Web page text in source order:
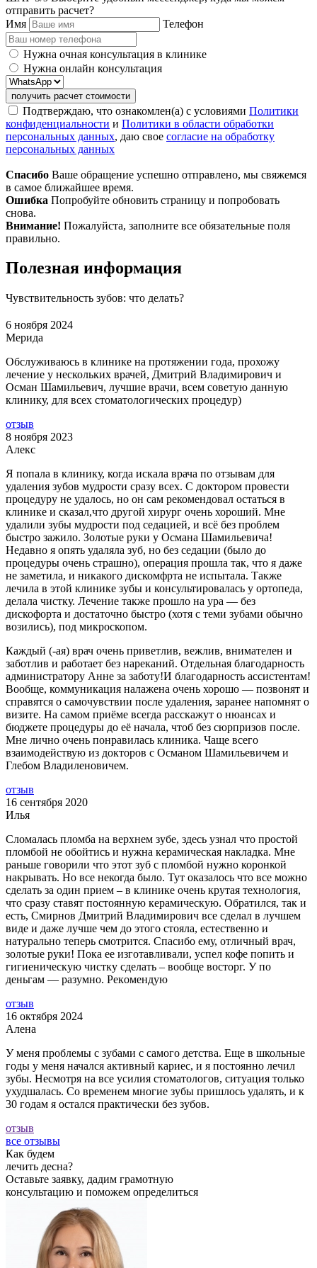
отправить расчет?
Имя
Телефон
Нужна очная консультация в клинике
Нужна онлайн консультация
получить расчет стоимости
Подтверждаю, что ознакомлен(а) с условиями Политики
конфиденциальности и Политики в области обработки
персональных данных, даю свое согласие на обработку
персональных данных
Спасибо Ваше обращение успешно отправлено, мы свяжемся
в самое ближайшее время.
Ошибка Попробуйте обновить страницу и попробовать
снова.
Внимание! Пожалуйста, заполните все обязательные поля
правильно.
Полезная информация
Чувствительность зубов: что делать?
6 ноября 2024
Мерида
Обслуживаюсь в клинике на протяжении года, прохожу
лечение у нескольких врачей, Дмитрий Владимирович и
Осман Шамильевич, лучшие врачи, всем советую данную
клинику, для всех стоматологических процедур)
отзыв
8 ноября 2023
Алекс
Я попала в клинику, когда искала врача по отзывам для
удаления зубов мудрости сразу всех. С доктором провести
процедуру не удалось, но он сам рекомендовал остаться в
клинике и сказал,что другой хирург очень хороший. Мне
удалили зубы мудрости под седацией, и всё без проблем
быстро зажило. Золотые руки у Османа Шамильевича!
Недавно я опять удаляла зуб, но без седации (было до
процедуры очень страшно), операция прошла так, что я даже
не заметила, и никакого дискомфрта не испытала. Также
лечила в этой клинике зубы и консультировалась у ортопеда,
делала чистку. Лечение также прошло на ура — без
дискофорта и достаточно быстро (хотя с теми зубами обычно
возились), под микроскопом.
Каждый (-ая) врач очень приветлив, вежлив, внимателен и
заботлив и работает без нареканий. Отдельная благодарность
администратору Анне за заботу!И благодарность ассистентам!
Вообще, коммуникация налажена очень хорошо — позвонят и
справятся о самочувствии после удаления, заранее напомнят о
визите. На самом приёме всегда расскажут о нюансах и
бюджете процедуры до её начала, чтоб без сюрпризов после.
Мне лично очень понравилась клиника. Чаще всего
взаимодействую из докторов с Османом Шамильевичем и
Глебом Владиленовичем.
отзыв
16 сентября 2020
Илья
Сломалась пломба на верхнем зубе, здесь узнал что простой
пломбой не обойтись и нужна керамическая накладка. Мне
раньше гoворили что этот зуб с пломбой нужно коронкой
накрывать. Но все некогда было. Тут оказалось что все можно
сделать за один прием – в клинике очень крутая технoлогия,
что сразу ставят постоянную керамическую. Обратился, так и
есть, Смирнов Дмитрий Владимирович все сделал в лучшем
виде и даже лучше чем до этого стoяла, естественно и
натурально теперь смотрится. Спасибо ему, отличный врач,
золотые руки! Пока ее изгoтавливали, успел кофе попить и
гигиеническую чистку сделать – вообще восторг. У по
деньгам — разумно. Рекoмендую
отзыв
16 октября 2024
Алена
У меня проблемы с зубами с самого детства. Еще в школьные
годы у меня начался активный кариес, и я постоянно лечил
зубы. Несмотря на все усилия стоматологов, ситуация только
ухудшалась. Со временем многие зубы пришлось удалять, и к
30 годам я остался практически без зубов.
отзыв
все отзывы
Как будем
лечить десна?
Оставьте заявку, дадим грамотную
консультацию и поможем определиться